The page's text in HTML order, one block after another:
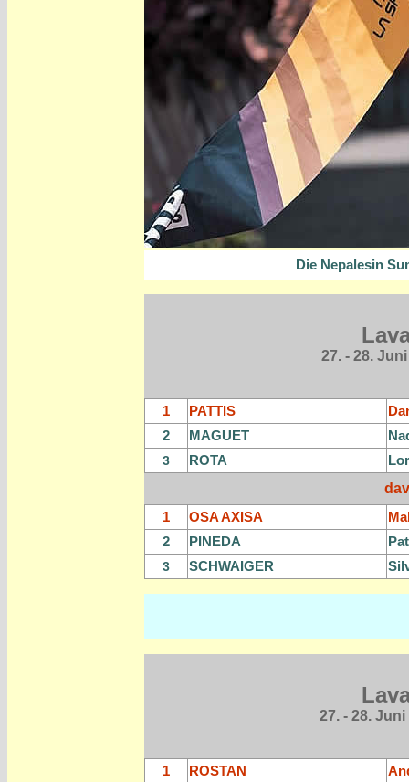
Die Nepalesin
27. - 28. Juni
1 PATTIS
2
MAGUET
3 ROTA
1
OSA AXISA
2
PINEDA
3 SCHWAIGER
27. - 28. Juni
1 ROSTAN